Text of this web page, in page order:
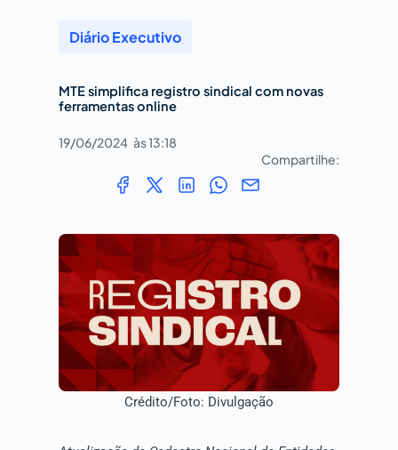
Diário Executivo
MTE simplifica registro sindical com novas
ferramentas online
19/06/2024 às13:18
Compartilhe:
Crédito/Foto: Divulgação